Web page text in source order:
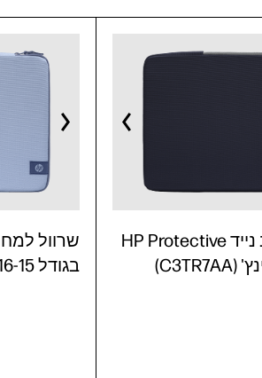
בגודל 16-15 אינץ' (C3TR6AA)
שרוול למחשב נייד HP Protective